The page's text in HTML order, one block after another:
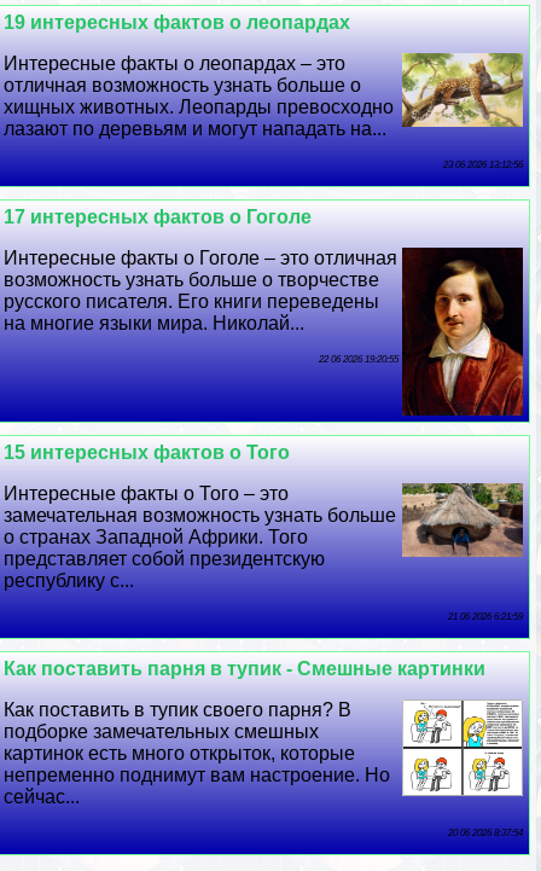
19 интересных фактов о леопардах
Интересные факты о леопардах – это
отличная возможность узнать больше о
хищных животных. Леопарды превосходно
лазают по деревьям и могут нападать на...
23 06 2026 13:12:56
17 интересных фактов о Гоголе
Интересные факты о Гоголе – это отличная
возможность узнать больше о творчестве
русского писателя. Его книги переведены
на многие языки мира. Николай...
22 06 2026 19:20:55
15 интересных фактов о Того
Интересные факты о Того – это
замечательная возможность узнать больше
о странах Западной Африки. Того
представляет собой президентскую
республику с...
21 06 2026 6:21:59
Как поставить парня в тупик - Смешные картинки
Как поставить в тупик своего парня? В
подборке замечательных смешных
картинок есть много открыток, которые
непременно поднимут вам настроение. Но
сейчас...
20 06 2026 8:37:54